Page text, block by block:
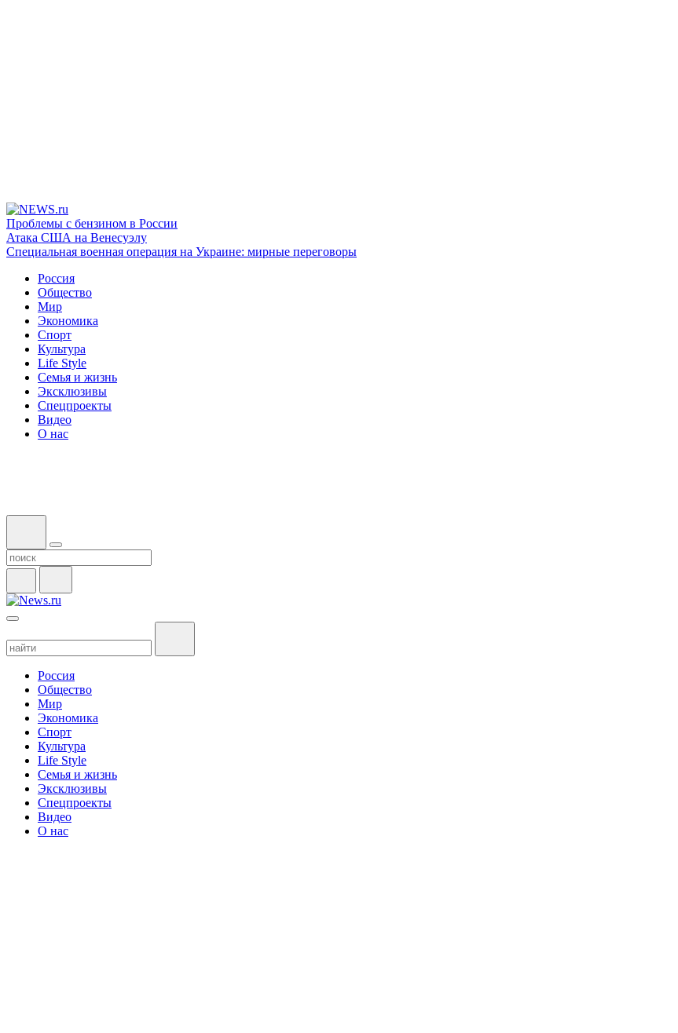
Проблемы с бензином в России
Атака США на Венесуэлу
Специальная военная операция на Украине: мирные переговоры
Россия
Общество
Мир
Экономика
Спорт
Культура
Life Style
Семья и жизнь
Эксклюзивы
Спецпроекты
Видео
О нас
Россия
Общество
Мир
Экономика
Спорт
Культура
Life Style
Семья и жизнь
Эксклюзивы
Спецпроекты
Видео
О нас